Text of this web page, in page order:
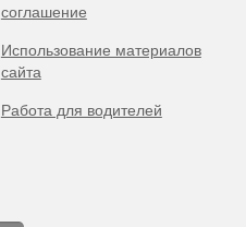
соглашение
Использование материалов
сайта
Работа для водителей